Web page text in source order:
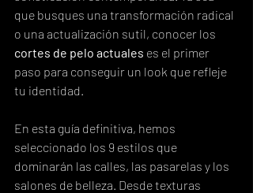
que busques una transformación radical
o una actualización sutil, conocer los
cortes de pelo actuales es el primer
paso para conseguir un look que refleje
tu identidad.
En esta guía definitiva, hemos
seleccionado los 9 estilos que
dominarán las calles, las pasarelas y los
salones de belleza. Desde texturas